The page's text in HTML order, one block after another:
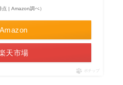
| Amazon調べ）
Amazon
天市場
ポチップ